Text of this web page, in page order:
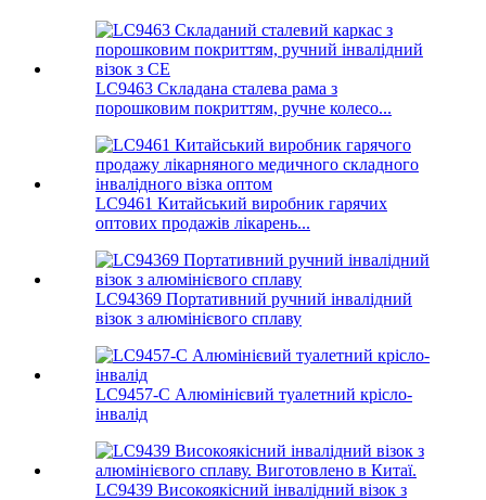
LC9463 Складана сталева рама з
порошковим покриттям, ручне колесо...
LC9461 Китайський виробник гарячих
оптових продажів лікарень...
LC94369 Портативний ручний інвалідний
візок з алюмінієвого сплаву
LC9457-C Алюмінієвий туалетний крісло-
інвалід
LC9439 Високоякісний інвалідний візок з